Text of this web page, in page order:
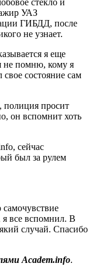
УАЗ
ГИБДД, после
не узнает.
я еще
не помню, кому я
состояние сам
полиция просит
он вспомнит хоть
сейчас
был за рулем
я все вспомнил. В
случай. Спасибо
Аcadem.info.